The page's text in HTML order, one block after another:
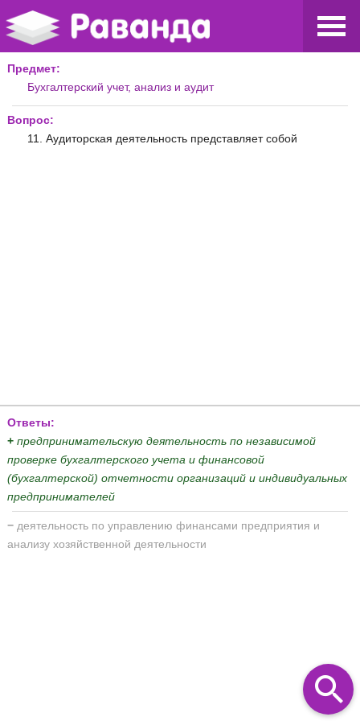
Предмет:
Бухгалтерский учет, анализ и аудит
Вопрос:
11. Аудиторская деятельность представляет собой
Ответы:
+ предпринимательскую деятельность по независимой
проверке бухгалтерского учета и финансовой
(бухгалтерской) отчетности организаций и индивидуальных
предпринимателей
− деятельность по управлению финансами предприятия и
анализу хозяйственной деятельности